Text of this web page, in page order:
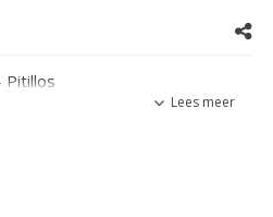
Pitillos
Lees meer